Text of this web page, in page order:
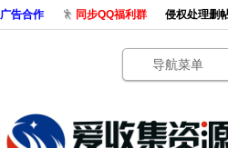
广告合作 同步QQ福利群 侵权处理删
导航菜单